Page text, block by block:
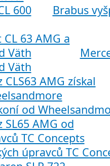
Brabus
Väth
od
úpravců TC